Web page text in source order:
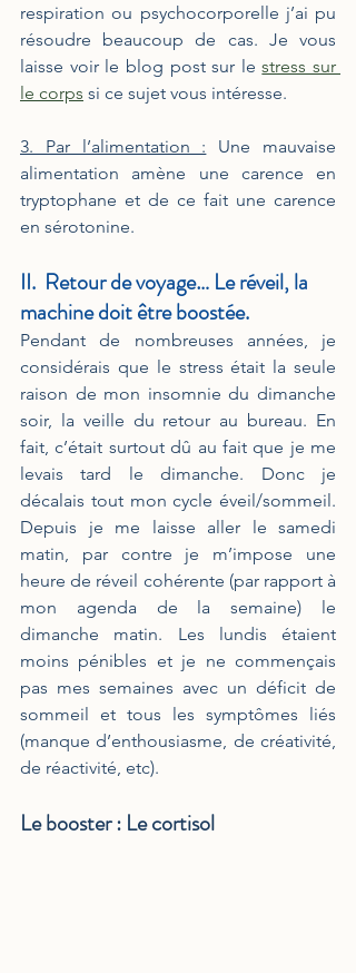
respiration ou psychocorporelle j’ai pu
résoudre beaucoup de cas. Je vous
laisse voir le blog post sur le stress sur
le corps si ce sujet vous intéresse.
3. Par l’alimentation : Une mauvaise
alimentation amène une carence en
tryptophane et de ce fait une carence
en sérotonine.
II.  Retour de voyage… Le réveil, la
machine doit être boostée.
Pendant de nombreuses années, je
considérais que le stress était la seule
raison de mon insomnie du dimanche
soir, la veille du retour au bureau. En
fait, c’était surtout dû au fait que je me
levais tard le dimanche. Donc je
décalais tout mon cycle éveil/sommeil.
Depuis je me laisse aller le samedi
matin, par contre je m’impose une
heure de réveil cohérente (par rapport à
mon agenda de la semaine) le
dimanche matin. Les lundis étaient
moins pénibles et je ne commençais
pas mes semaines avec un déficit de
sommeil et tous les symptômes liés
(manque d’enthousiasme, de créativité,
de réactivité, etc).
Le booster : Le cortisol